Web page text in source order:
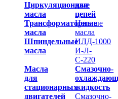
Циркуляционные
масла
Трансформаторные
масла
Шпиндельные
масла
для
цепей
Цепные
масла
ИЛД-1000
И-Л-
С-220
Масла
для
стационарных
двигателей
Смазочно-
жидкость
Смазочно-